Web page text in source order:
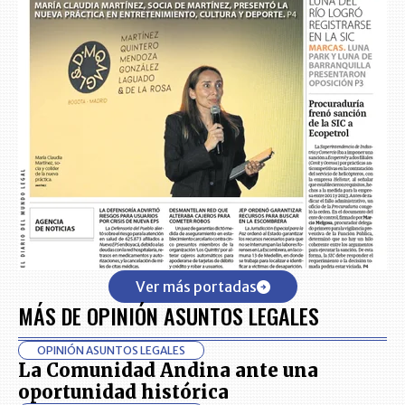
Ver más portadas
MÁS DE OPINIÓN ASUNTOS LEGALES
OPINIÓN ASUNTOS LEGALES
La Comunidad Andina ante una
oportunidad histórica